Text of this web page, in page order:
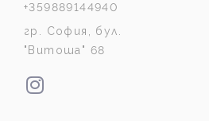
+359889144940
гр. София, бул.
"Витоша" 68